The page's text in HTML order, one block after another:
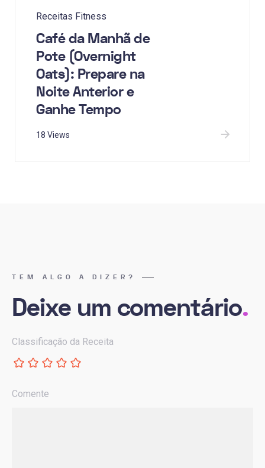
Receitas Fitness
Café da Manhã de
Pote (Overnight
Oats): Prepare na
Noite Anterior e
Ganhe Tempo
18 Views
TEM ALGO A DIZER?
Deixe um comentário.
Classificação da Receita
Comente